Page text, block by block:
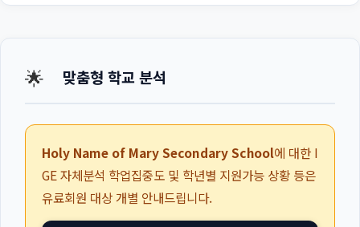
🌟 맞춤형 학교 분석
Holy Name of Mary Secondary School에 대한 I
GE 자체분석 학업집중도 및 학년별 지원가능 상황 등은
유료회원 대상 개별 안내드립니다.